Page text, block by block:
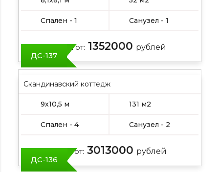
Спален - 1 Санузел - 1
Цена от: 1352000 рублей
ДС-137
Скандинавский коттедж
9х10,5 м 131 м2
Спален - 4 Санузел - 2
Цена от: 3013000 рублей
ДС-136